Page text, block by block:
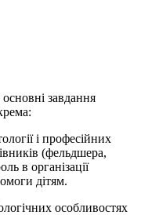
завдання
і професійних
(фельдшера,
в організації
дітям.
особливостях